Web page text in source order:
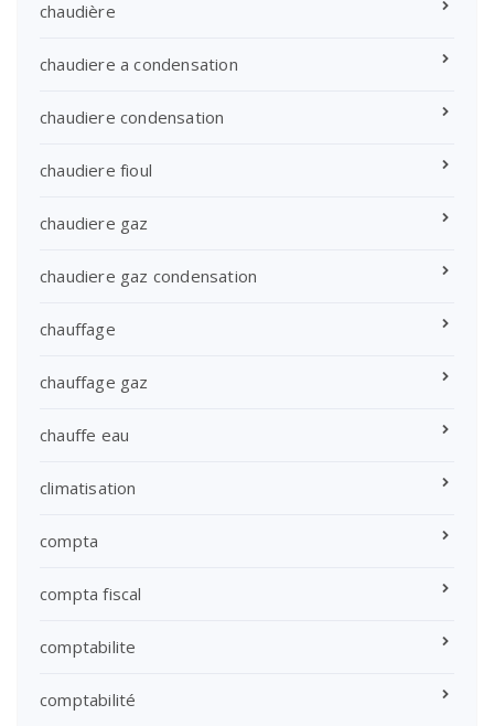
chaudière
chaudiere a condensation
chaudiere condensation
chaudiere fioul
chaudiere gaz
chaudiere gaz condensation
chauffage
chauffage gaz
chauffe eau
climatisation
compta
compta fiscal
comptabilite
comptabilité